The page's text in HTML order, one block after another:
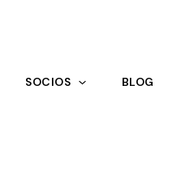
SOCIOS BLOG